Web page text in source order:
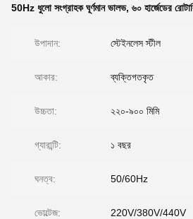
50Hz ধুলো সংগ্রাহক ঘূর্ণমান ভালভ, ৬০ হার্জেডের
উপাদান: স্টেইনলেস স্টীল
আকার: ব্যক্তিগতকৃত
উচ্চতা: ২২০-৯০০ মিমি
গ্যারান্টি: ১ বছর
ঘনত্ব: 50/60Hz
ভোল্টেজ: 220V/380V/440V